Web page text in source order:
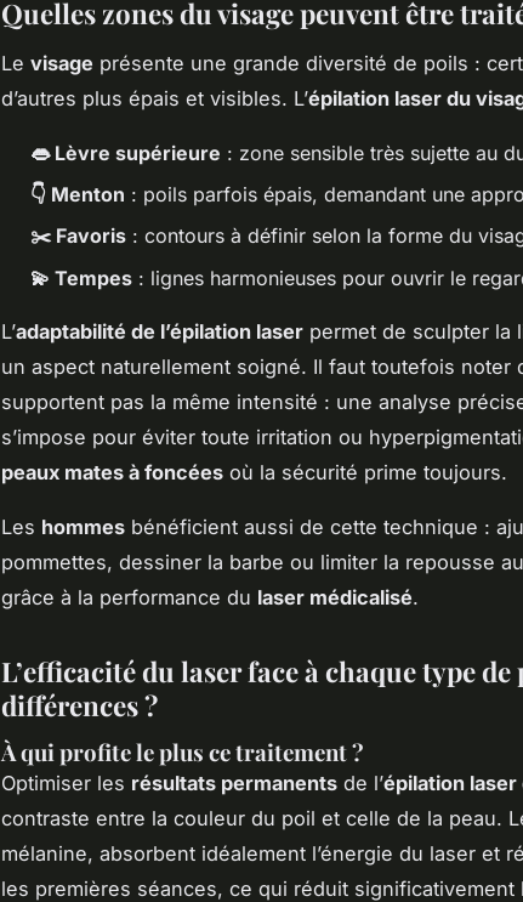
Quelles zones du visage peuvent être
Le visage présente une grande diversité de poils :
d’autres plus épais et visibles. L’épilation laser du
👄 Lèvre supérieure : zone sensible très sujette au
👇 Menton : poils parfois épais, demandant une
✂️ Favoris : contours à définir selon la forme du
💫 Tempes : lignes harmonieuses pour ouvrir le
L’adaptabilité de l’épilation laser permet de sculpter la
un aspect naturellement soigné. Il faut toutefois noter
supportent pas la même intensité : une analyse
s’impose pour éviter toute irritation ou
peaux mates à foncées où la sécurité prime toujours.
Les hommes bénéficient aussi de cette technique :
pommettes, dessiner la barbe ou limiter la repousse
grâce à la performance du laser médicalisé.
L’efficacité du laser face à chaque type
différences ?
À qui profite le plus ce traitement ?
Optimiser les résultats permanents de l’épilation laser
contraste entre la couleur du poil et celle de la peau.
mélanine, absorbent idéalement l’énergie du laser et
les premières séances, ce qui réduit significativement